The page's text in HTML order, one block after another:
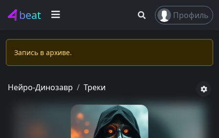
beat Профиль
Запись в apxивe.
Нейро-Динозавр Треки